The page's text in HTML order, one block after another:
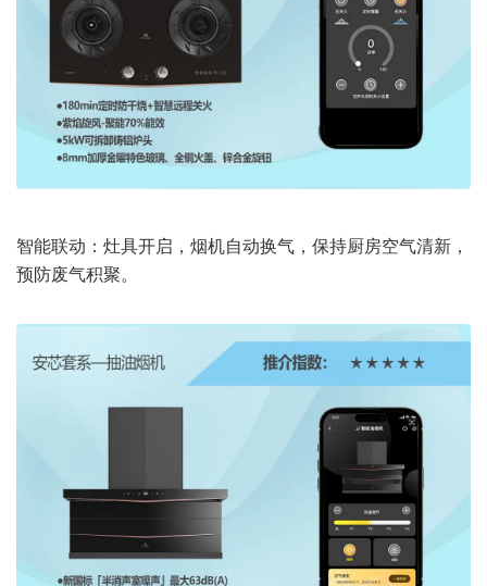
智能联动：灶具开启，烟机自动换气，保持厨房空气清新，
预防废气积聚。